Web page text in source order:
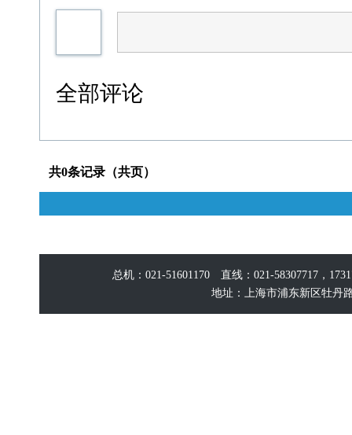
全部评论
共0条记录（共页）
总机：021-51601170 直线：021-58307717，
地址：上海市浦东新区牡丹